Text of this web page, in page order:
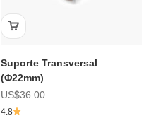
Suporte Transversal
(Φ22mm)
Preço de promoção
US$36.00
4.8